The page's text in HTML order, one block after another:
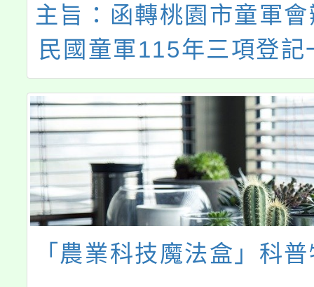
主旨：函轉桃園市童軍
民國童軍115年三項登記
轉知所屬童軍團如期完
照。
「農業科技魔法盒」科